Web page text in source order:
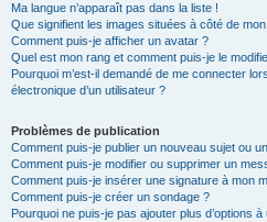
Ma langue n’apparaît pas dans la liste !
Que signifient les images situées à côté de mon
Comment puis-je afficher un avatar ?
Quel est mon rang et comment puis-je le
Pourquoi m’est-il demandé de me connecter
électronique d’un utilisateur ?
Problèmes de publication
Comment puis-je publier un nouveau sujet ou
Comment puis-je modifier ou supprimer un
Comment puis-je insérer une signature à mon
Comment puis-je créer un sondage ?
Pourquoi ne puis-je pas ajouter plus d’options